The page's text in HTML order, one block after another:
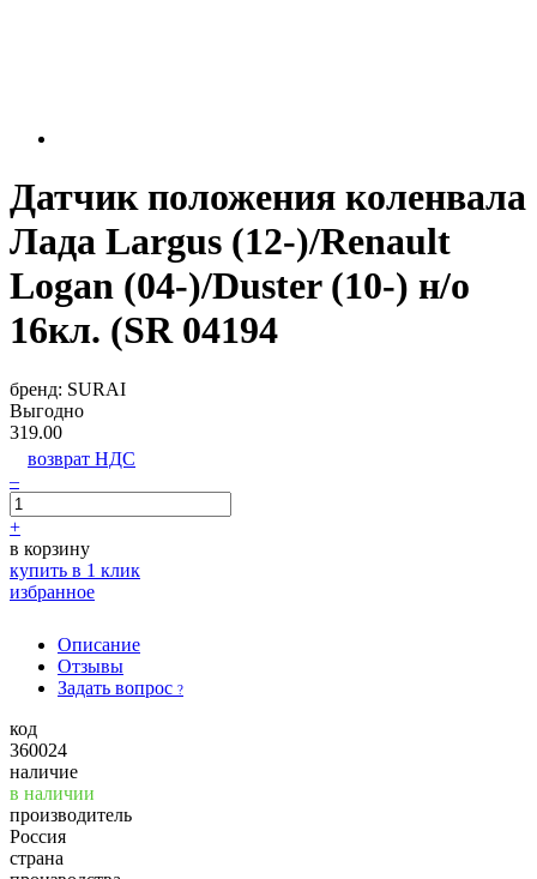
Датчик положения коленвала
Лада Largus (12-)/Renault
Logan (04-)/Duster (10-) н/о
16кл. (SR 04194
бренд: SURAI
Выгодно
319.00
возврат НДС
–
+
в корзину
купить в 1 клик
избранное
Описание
Отзывы
Задать вопрос ?
код
360024
наличие
в наличии
производитель
Россия
страна